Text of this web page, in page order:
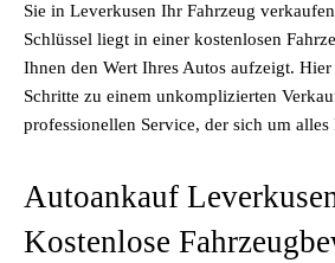
Sie in Leverkusen Ihr Fahrzeug
Schlüssel liegt in einer kostenlosen
Ihnen den Wert Ihres Autos aufzeigt.
Schritte zu einem unkomplizierten
professionellen Service, der sich um alles
Autoankauf
Kostenlose